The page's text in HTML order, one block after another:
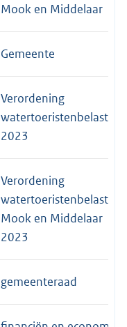
Mook en Middelaar
Gemeente
Verordening
watertoeristenbelasting
2023
Verordening
watertoeristenbelasting
Mook en Middelaar
2023
gemeenteraad